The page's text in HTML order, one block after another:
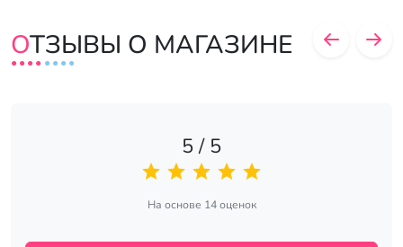
ОТЗЫВЫ О МАГАЗИНЕ
5 / 5
На основе 14 оценок